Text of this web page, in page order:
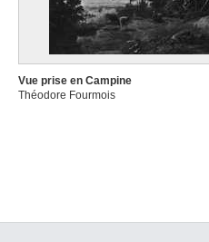
Vue prise en Campine
Théodore Fourmois